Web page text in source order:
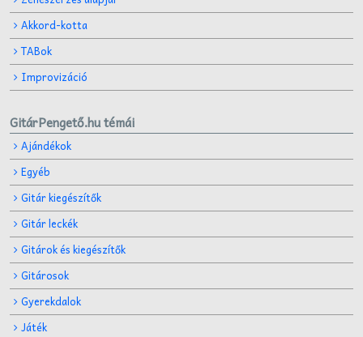
Akkord-kotta
TABok
Improvizáció
GitárPengető.hu témái
Ajándékok
Egyéb
Gitár kiegészítők
Gitár leckék
Gitárok és kiegészítők
Gitárosok
Gyerekdalok
Játék